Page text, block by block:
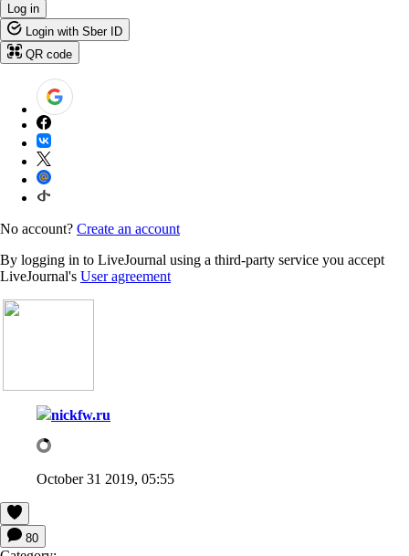
Log in
Login with Sber ID
QR code
No account? Create an account
By logging in to LiveJournal using a third-party service you accept
LiveJournal's User agreement
nickfw.ru
October 31 2019, 05:55
80